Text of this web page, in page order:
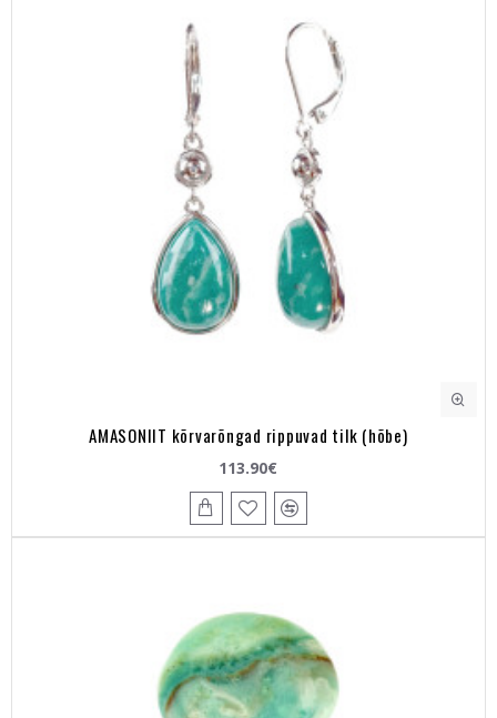
AMASONIIT kõrvarõngad rippuvad tilk (hõbe)
113.90€